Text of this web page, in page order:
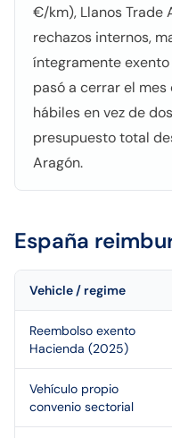
€/km), Llanos Trade
rechazos internos,
íntegramente exento
pasó a cerrar el
hábiles en vez de
presupuesto total
Aragón.
España
Vehicle / regime
Reembolso exento
Hacienda (2025)
Vehículo propio
convenio sectorial